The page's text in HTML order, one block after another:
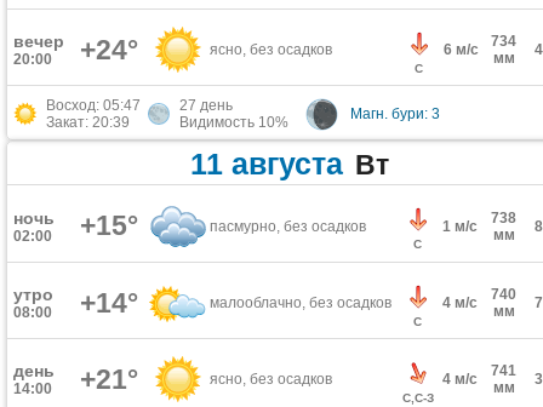
вечер
20:00 +24° ясно, без осадков
С
6 м/с
734
мм
Восход: 05:47
Закат: 20:39
27 день
Видимость 10%
Магн. бури: 3
11 августа Вт
ночь
02:00 +15° пасмурно, без осадков
С
1 м/с
738
мм
утро
08:00 +14° малооблачно, без осадков
С
4 м/с
740
мм
день
14:00 +21° ясно, без осадков
С,С-З
4 м/с
741
мм